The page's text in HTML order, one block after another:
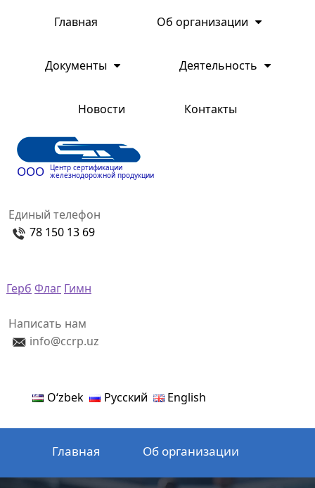
Главная Об организации
Документы Деятельность
Новости Контакты
ООО Центр сертификации
железнодорожной продукции
Единый телефон
78 150 13 69
Герб Флаг Гимн
Написать нам
info@ccrp.uz
Oʻzbek Русский English
Главная Об организации